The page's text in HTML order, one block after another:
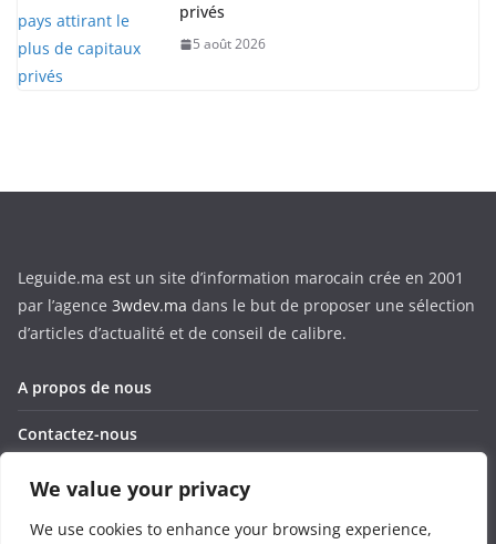
We value your privacy
We use cookies to enhance your browsing experience,
privés
5 août 2026
Leguide.ma est un site d’information marocain crée en 2001
par l’agence 3wdev.ma dans le but de proposer une sélection
d’articles d’actualité et de conseil de calibre.
A propos de nous
Contactez-nous
Corporate
Privacy Policy